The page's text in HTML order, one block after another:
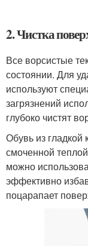
2. Чистка
Все ворсистые
состоянии. Для
используют
загрязнений
глубоко чистят
Обувь из гладкой
смоченной
можно
эффективно
поцарапает